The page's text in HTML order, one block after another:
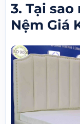
3. Tại
Nệm Giá